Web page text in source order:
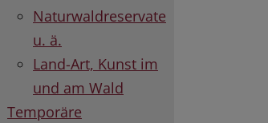
Naturwaldreservate
u. ä.
Land-Art, Kunst im
und am Wald
Temporäre